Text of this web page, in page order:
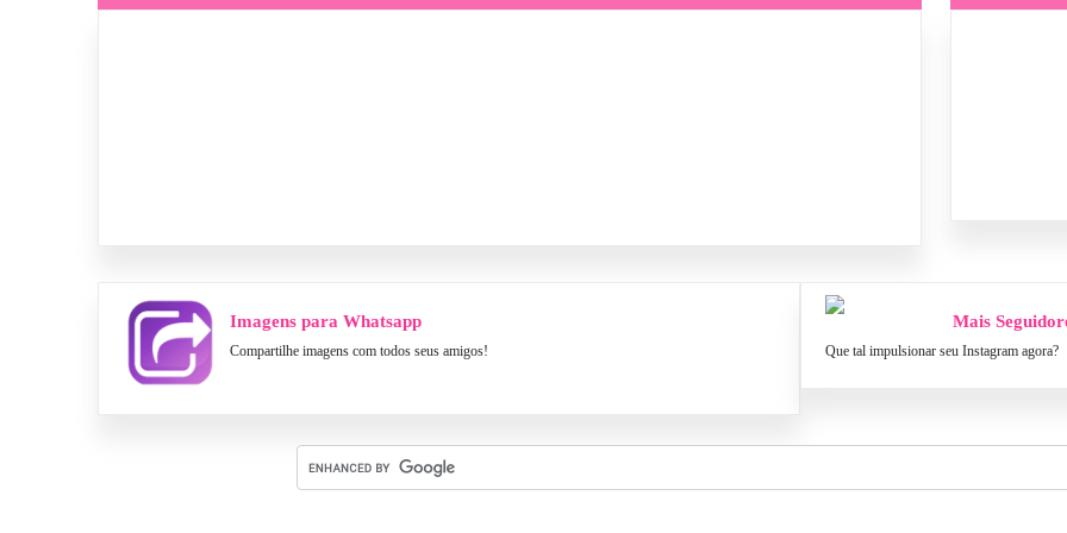
Imagens para Whatsapp
Compartilhe imagens com todos seus amigos!
Mais
Que tal impulsionar seu Instagram agora?